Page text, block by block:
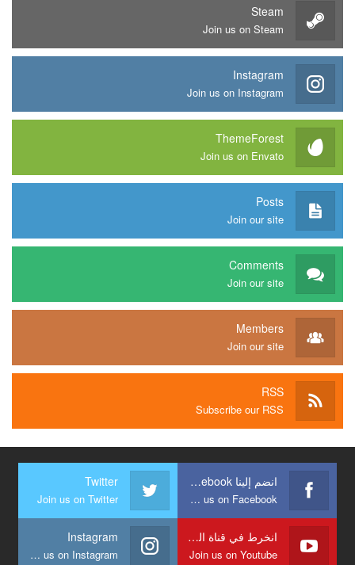
Steam
Join us on Steam
Instagram
Join us on Instagram
ThemeForest
Join us on Envato
Posts
Join our site
Comments
Join our site
Members
Join our site
RSS
Subscribe our RSS
انضم إلينا Facebook
Join us on Facebook
Twitter
Join us on Twitter
انخرط في قناة الشبكة
Join us on Youtube
Instagram
Join us on Instagram